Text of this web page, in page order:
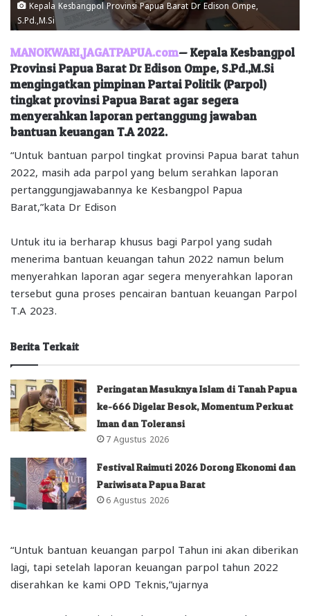
Kepala Kesbangpol Provinsi Papua Barat Dr Edison Ompe,
S.Pd.,M.Si
MANOKWARI,JAGATPAPUA.com— Kepala Kesbangpol
Provinsi Papua Barat Dr Edison Ompe, S.Pd.,M.Si
mengingatkan pimpinan Partai Politik (Parpol)
tingkat provinsi Papua Barat agar segera
menyerahkan laporan pertanggung jawaban
bantuan keuangan T.A 2022.
“Untuk bantuan parpol tingkat provinsi Papua barat tahun
2022, masih ada parpol yang belum serahkan laporan
pertanggungjawabannya ke Kesbangpol Papua
Barat,”kata Dr Edison
Untuk itu ia berharap khusus bagi Parpol yang sudah
menerima bantuan keuangan tahun 2022 namun belum
menyerahkan laporan agar segera menyerahkan laporan
tersebut guna proses pencairan bantuan keuangan Parpol
T.A 2023.
Berita Terkait
Peringatan Masuknya Islam di Tanah Papua
ke-666 Digelar Besok, Momentum Perkuat
Iman dan Toleransi
7 Agustus 2026
Festival Raimuti 2026 Dorong Ekonomi dan
Pariwisata Papua Barat
6 Agustus 2026
“Untuk bantuan keuangan parpol Tahun ini akan diberikan
lagi, tapi setelah laporan keuangan parpol tahun 2022
diserahkan ke kami OPD Teknis,”ujarnya